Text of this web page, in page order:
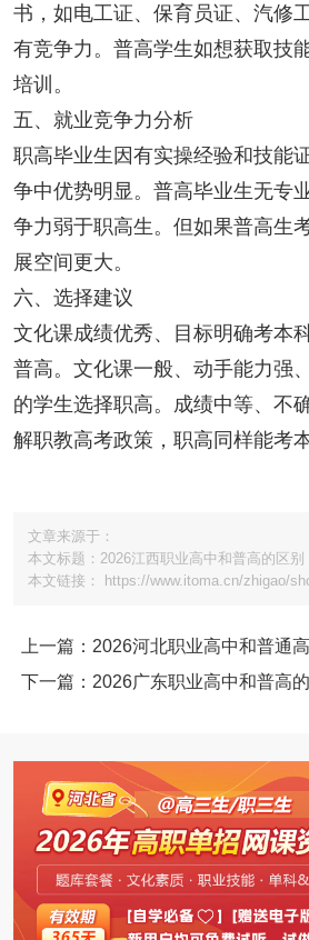
书，如电工证、保育员证、汽修
有竞争力。普高学生如想获取技
培训。
五、就业竞争力分析
职高毕业生因有实操经验和技能
争中优势明显。普高毕业生无专
争力弱于职高生。但如果普高生
展空间更大。
六、选择建议
文化课成绩优秀、目标明确考本
普高。文化课一般、动手能力强
的学生选择职高。成绩中等、不
解职教高考政策，职高同样能考本
文章来源于：
本文标题：2026江西职业高中和普高的区别
本文链接： https://www.itoma.cn/zhigao/
上一篇：2026河北职业高中和普通
下一篇：2026广东职业高中和普高